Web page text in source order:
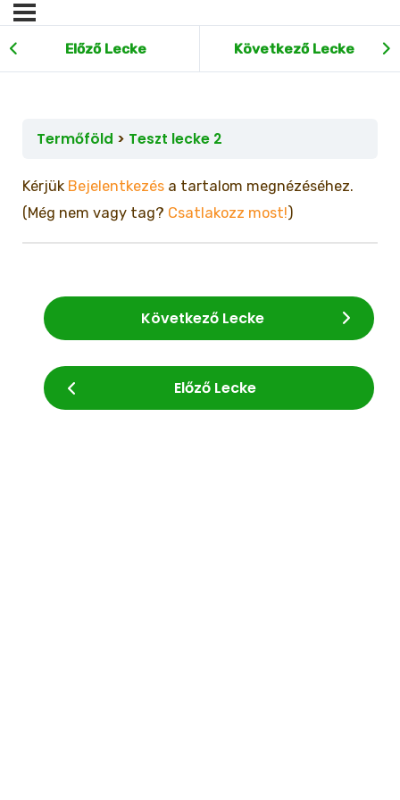
Előző Lecke Következő Lecke
Termőföld Teszt lecke 2
Kérjük Bejelentkezésa tartalom megnézéséhez.
(Még nem vagy tag? Csatlakozz most! )
Előző Lecke
Következő Lecke